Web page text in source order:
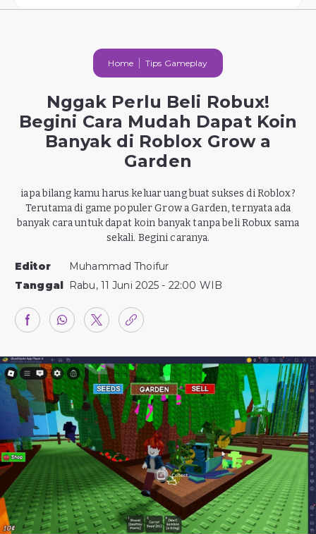
Home Tips Gameplay
Nggak Perlu Beli Robux!
Begini Cara Mudah Dapat Koin
Banyak di Roblox Grow a
Garden
iapa bilang kamu harus keluar uang buat sukses di Roblox?
Terutama di game populer Grow a Garden, ternyata ada
banyak cara untuk dapat koin banyak tanpa beli Robux sama
sekali. Begini caranya.
Editor
Muhammad Thoifur
Tanggal Rabu, 11 Juni 2025 - 22:00 WIB